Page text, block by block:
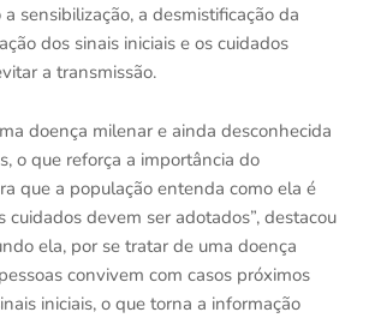
sensibilização, a desmistificação da
dos sinais iniciais e os cuidados
a transmissão.
doença milenar e ainda desconhecida
o que reforça a importância do
que a população entenda como ela é
cuidados devem ser adotados”, destacou
ela, por se tratar de uma doença
convivem com casos próximos
iniciais, o que torna a informação